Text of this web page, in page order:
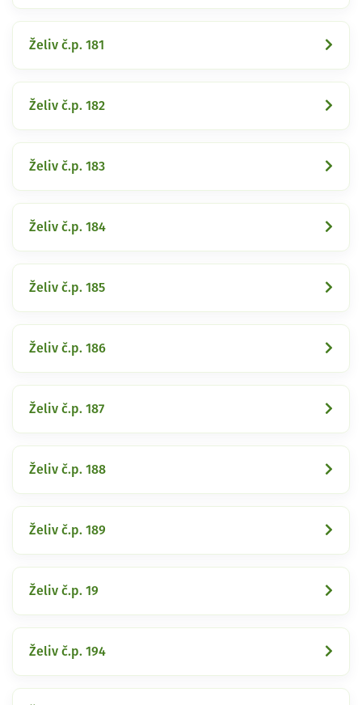
Želiv č.p. 181
Želiv č.p. 182
Želiv č.p. 183
Želiv č.p. 184
Želiv č.p. 185
Želiv č.p. 186
Želiv č.p. 187
Želiv č.p. 188
Želiv č.p. 189
Želiv č.p. 19
Želiv č.p. 194